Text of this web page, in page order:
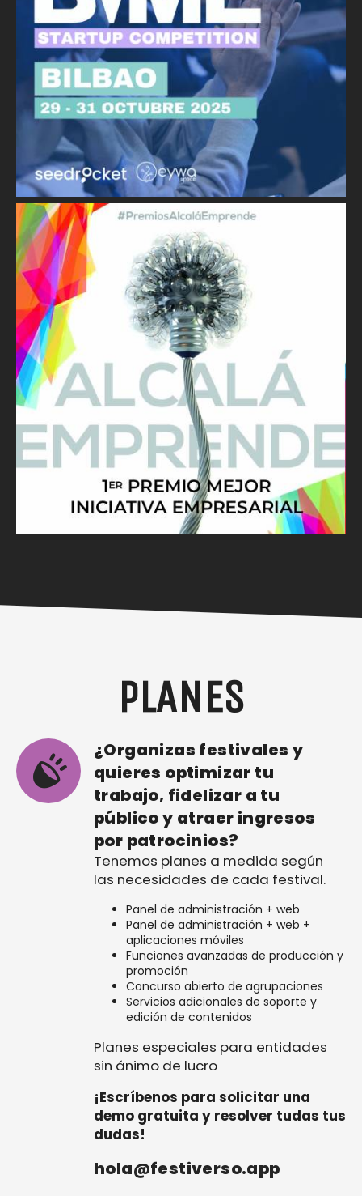
PLANES
¿Organizas festivales y
quieres optimizar tu
trabajo, fidelizar a tu
público y atraer ingresos
por patrocinios?
Tenemos planes a medida según
las necesidades de cada festival.
Panel de administración + web
Panel de administración + web +
aplicaciones móviles
Funciones avanzadas de producción y
promoción
Concurso abierto de agrupaciones
Servicios adicionales de soporte y
edición de contenidos
Planes especiales para entidades
sin ánimo de lucro
¡Escríbenos para solicitar una
demo gratuita y resolver tudas tus
dudas!
hola@festiverso.app